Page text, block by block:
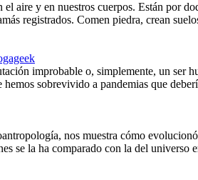
aire y en nuestros cuerpos. Están por
registrados. Comen piedra, crean
improbable o, simplemente, un ser
sobrevivido a pandemias que
nos muestra cómo
se la ha comparado con la del